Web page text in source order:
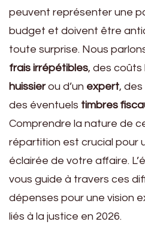
peuvent représenter une
budget et doivent être
toute surprise. Nous
frais irrépétibles, des coûts
huissierou d’un expert, des
des éventuels timbres
Comprendre la nature de
répartition est crucial pour
éclairée de votre affaire.
vous guide à travers ces
dépenses pour une vision
liés à la justice en 2026.